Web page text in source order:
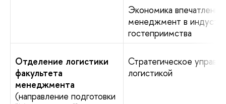
Экономика впечатлений:
менеджмент в
гостеприимства
Отделение логистики
факультета
менеджмента
(направление подготовки
Стратегическое
логистикой